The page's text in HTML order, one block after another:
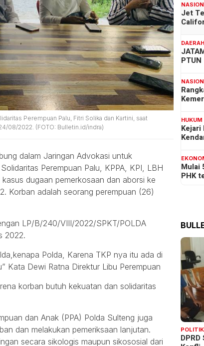
Perempuan Palu, Fitri Solika dan Kartini, saat
08/2022. (FOTO: Bulletin.id/indra)
dalam Jaringan Advokasi untuk
Perempuan Palu, KPPA, KPI, LBH
dugaan pemerkosaan dan aborsi ke
Korban adalah seorang perempuan (26)
LP/B/240/VIII/2022/SPKT/POLDA
2022.
Polda, Karena TKP nya itu ada di
Kata Dewi Ratna Direktur Libu Perempuan
korban butuh kekuatan dan solidaritas
dan Anak (PPA) Polda Sulteng juga
dan melakukan pemeriksaan lanjutan.
secara sikologis maupun sikososial dari
Jet
HUKUM
Kejari
Mulai
PHK
POLITIK